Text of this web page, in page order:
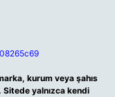
kurum veya şahıs
yalnızca kendi